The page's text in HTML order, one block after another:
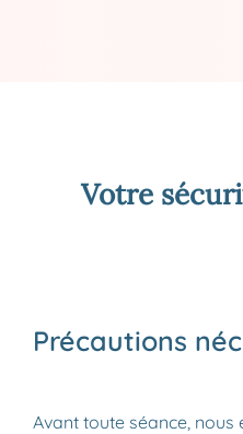
Votre
Précautions
Avant toute séance,